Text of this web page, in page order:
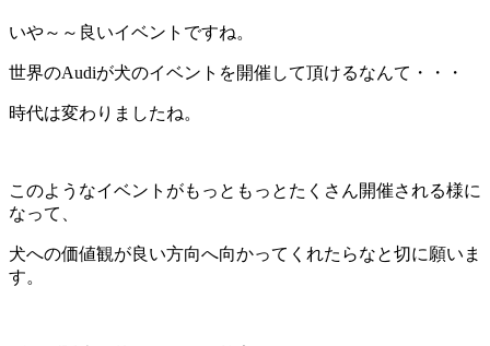
いや～～良いイベントですね。
世界のAudiが犬のイベントを開催して頂けるなんて・・・
時代は変わりましたね。
このようなイベントがもっともっとたくさん開催される様に
なって、
犬への価値観が良い方向へ向かってくれたらなと切に願いま
す。